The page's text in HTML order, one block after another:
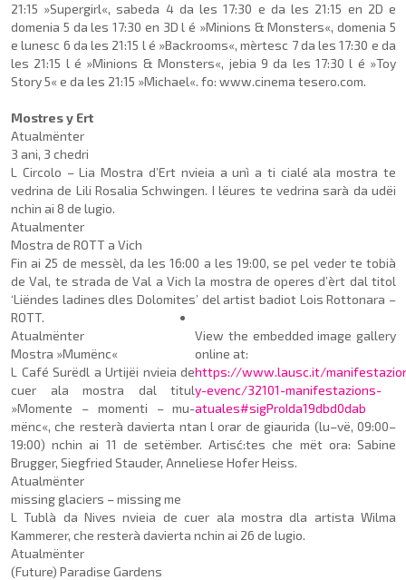
21:15 »Supergirl«, sabeda 4 da les 17:30 e da les 21:15 en 2D e
domenia 5 da les 17:30 en 3D l é »Minions & Monsters«, domenia 5
e lunesc 6 da les 21:15 l é »Back­rooms«, mèrtesc 7 da les 17:30 e da
les 21:15 l é »Minions & Monsters«, jebia 9 da les 17:30 l é »Toy
Story 5« e da les 21:15 »Michael«. fo: www.cinema tesero.com.
Mostres y Ert
Atualmënter
3 ani, 3 chedri
L Circolo – Lia Mostra d’Ert nvieia a unì a ti cialé ala mo­stra te
vedrina de Lili Rosalia Schwingen. I lëures te vedrina sarà da udëi
nchin ai 8 de lugio.
Atualmenter
Mostra de ROTT a Vich
Fin ai 25 de messèl, da les 16:00 a les 19:00, se pel veder te tobià
de Val, te strada de Val a Vich la mostra de operes d’èrt dal titol
‘Liëndes ladines dles Dolomites’
View the embedded image gallery
online at:
https://www.lausc.it/
y-evenc/32101-manifestazions-
atuales#sigProIda19dbd0dab
del artist ba­diot Lois Rottonara –
ROTT.
Atualmënter
Mostra »Mumënc«
L Café Surëdl a Urtijëi nvieia de
cuer ala mostra dal titul
»Momente – momenti – mu­
mënc«, che resterà davierta ntan l orar de giaurida (lu–vë, 09:00–
19:00) nchin ai 11 de setëmber. Artisć:tes che mët ora: Sabine
Brugger, Siegfried Stauder, Anneliese Hofer Heiss.
Atualmënter
missing glaciers – missing me
L Tublà da Nives nvieia de cuer ala mostra dla artista Wilma
Kammerer, che re­ste­rà davierta nchin ai 26 de lugio.
Atualmënter
(Future) Paradise Gardens